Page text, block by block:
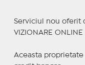
Serviciul nou oferit
VIZIONARE
Aceasta